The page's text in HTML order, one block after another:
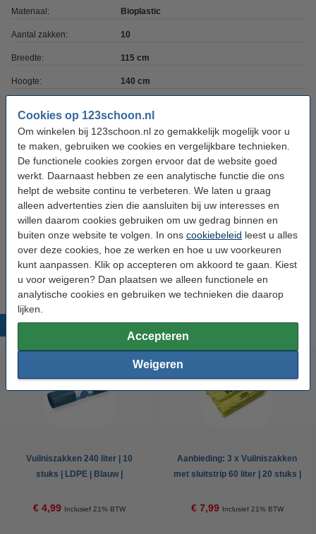
Cookies op 123schoon.nl
Om winkelen bij 123schoon.nl zo gemakkelijk mogelijk voor u
te maken, gebruiken we cookies en vergelijkbare technieken.
De functionele cookies zorgen ervoor dat de website goed
werkt. Daarnaast hebben ze een analytische functie die ons
helpt de website continu te verbeteren. We laten u graag
alleen advertenties zien die aansluiten bij uw interesses en
willen daarom cookies gebruiken om uw gedrag binnen en
buiten onze website te volgen. In ons cookiebeleid leest u alles
over deze cookies, hoe ze werken en hoe u uw voorkeuren
kunt aanpassen. Klik op accepteren om akkoord te gaan. Kiest
u voor weigeren? Dan plaatsen we alleen functionele en
analytische cookies en gebruiken we technieken die daarop
lijken.
Accepteren
Weigeren
Materiaal: Bioplastic
Aantal zakken: 10
Breedte: 115 cm
Hoogte: 140 cm
Aantal vuilniszakken: 10
Bio Composteerbare Afvalzak 240 liter (10
stuks)
Aanbieding: 15x Bio-composteerbare zak 240
liter 115x140cm (15 rollen - 10 stuks)
€ 129,99
Populaire producten
Vuilniszakken 240 liter | 10
stuks | LDPE | Blauw |
€ 4,99 Inclusief 21% BTW
Aanbieding: 3 x Vuilniszakken
met sluitstrip 60 liter | 20 stuks |
€ 7,99 Inclusief 21% BTW